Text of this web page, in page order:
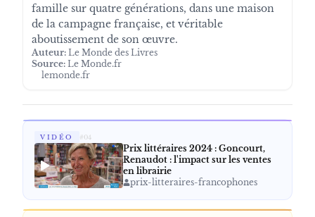
famille sur quatre générations, dans une maison
de la campagne française, et véritable
aboutissement de son œuvre.
Auteur: Le Monde des Livres
Source: Le Monde.fr
lemonde.fr
VIDÉO #04
Prix littéraires 2024 : Goncourt,
Renaudot : l'impact sur les ventes
en librairie
prix-litteraires-francophones